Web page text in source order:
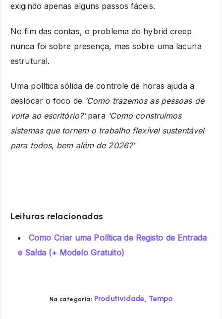
exigindo apenas alguns passos fáceis.
No fim das contas, o problema do hybrid creep
nunca foi sobre presença, mas sobre uma lacuna
estrutural.
Uma política sólida de controle de horas ajuda a
deslocar o foco de ‘Como trazemos as pessoas de
volta ao escritório?’para ‘Como construímos
sistemas que tornem o trabalho flexível sustentável
para todos, bem além de 2026?’
Leituras relacionadas
Como Criar uma Política de Registo de Entrada
e Saída (+ Modelo Gratuito)
Na categoria: Produtividade, Tempo